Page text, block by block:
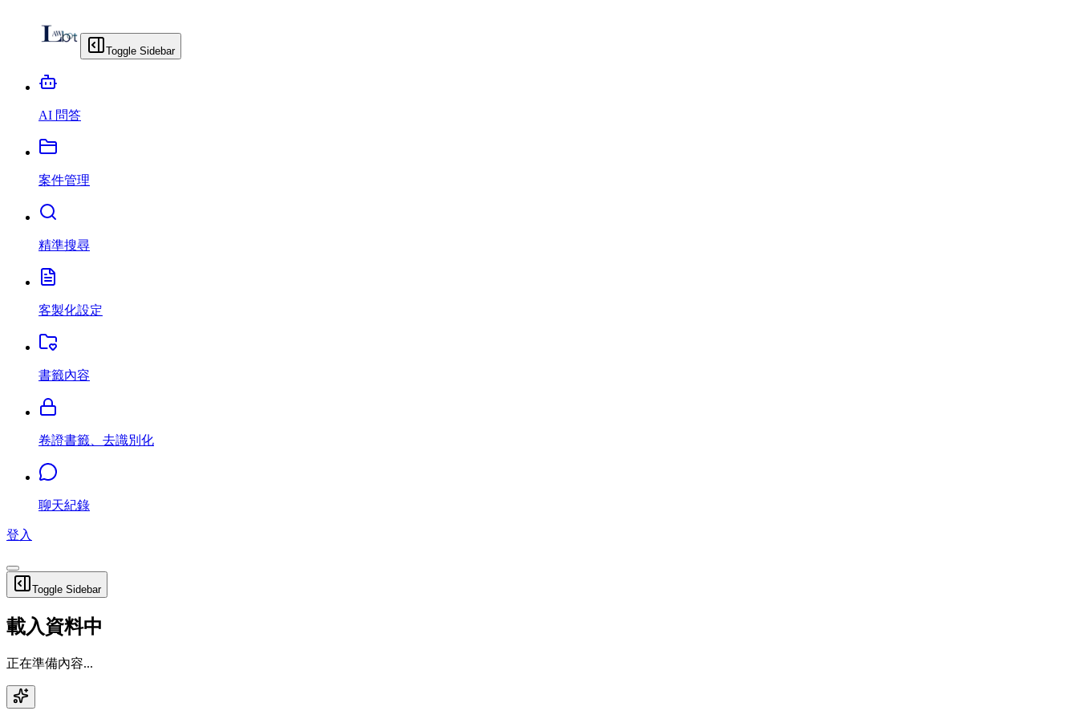
Toggle Sidebar
AI 問答
案件管理
精準搜尋
客製化設定
書籤內容
卷證書籤、去識別化
聊天紀錄
登入
Toggle Sidebar
載入資料中
正在準備內容...